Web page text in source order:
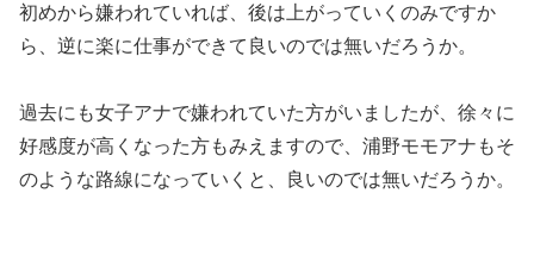
初めから嫌われていれば、後は上がっていくのみですか
ら、逆に楽に仕事ができて良いのでは無いだろうか。
過去にも女子アナで嫌われていた方がいましたが、徐々に
好感度が高くなった方もみえますので、浦野モモアナもそ
のような路線になっていくと、良いのでは無いだろうか。